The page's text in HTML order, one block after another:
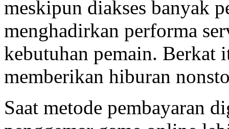
meskipun diakses banyak
menghadirkan performa
kebutuhan pemain. Berkat
memberikan hiburan
Saat metode pembayaran